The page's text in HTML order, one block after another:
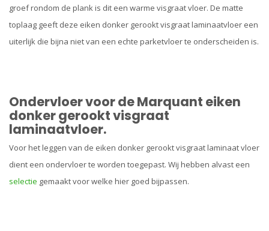
groef rondom de plank is dit een warme visgraat vloer. De matte
toplaag geeft deze eiken donker gerookt visgraat laminaatvloer een
uiterlijk die bijna niet van een echte parketvloer te onderscheiden is.
Ondervloer voor de Marquant eiken
donker gerookt visgraat
laminaatvloer.
Voor het leggen van de eiken donker gerookt visgraat laminaat vloer
dient een ondervloer te worden toegepast. Wij hebben alvast een
selectie gemaakt voor welke hier goed bijpassen.